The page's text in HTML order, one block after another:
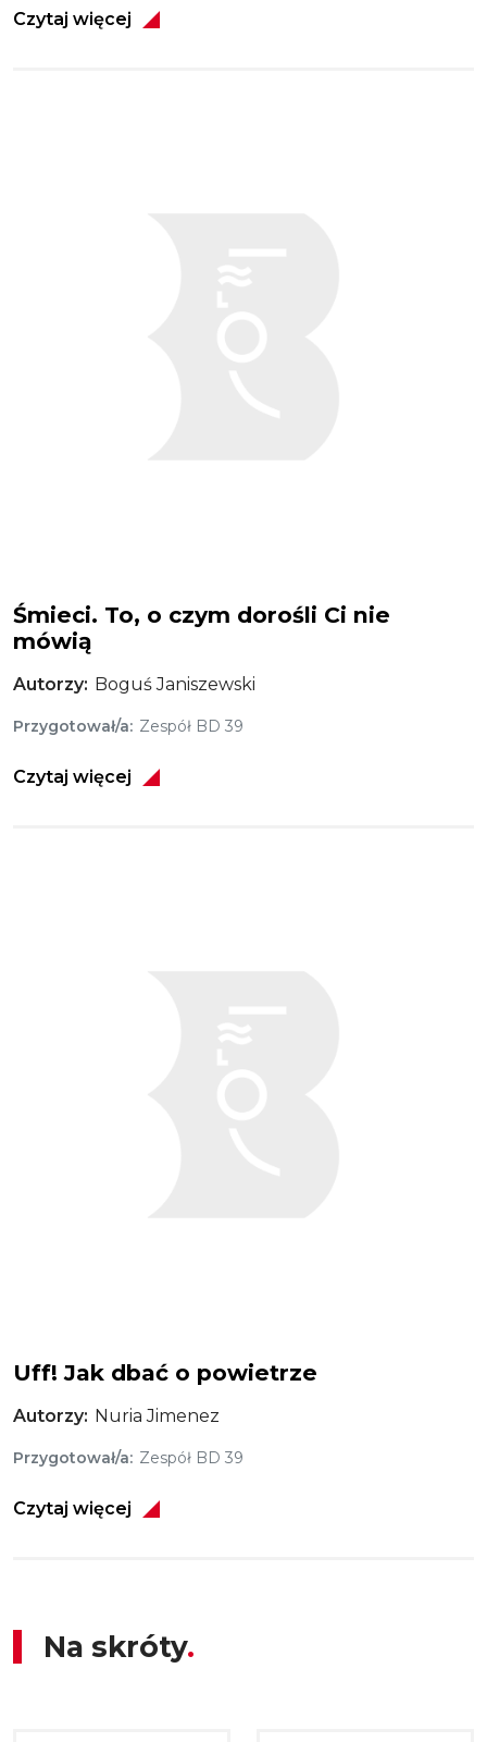
Czytaj więcej
Śmieci. To, o czym dorośli Ci nie
mówią
Autorzy Boguś Janiszewski
Przygotował/a Zespół BD 39
Czytaj więcej
Uff! Jak dbać o powietrze
Autorzy Nuria Jimenez
Przygotował/a Zespół BD 39
Czytaj więcej
Na skróty